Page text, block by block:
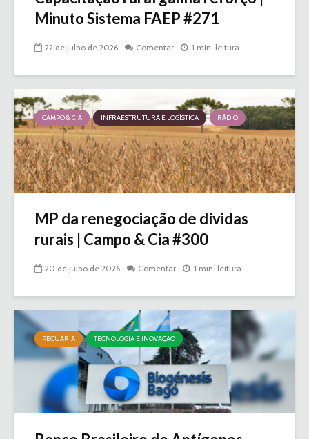
Minuto Sistema FAEP #271
22 de julho de 2026 Comentar 1 min. leitura
CAMPO & CIA INFRAESTRUTURA E LOGÍSTICA RÁDIO
MP da renegociação de dívidas
rurais | Campo & Cia #300
20 de julho de 2026 Comentar 1 min. leitura
PECUÁRIA TECNOLOGIA E INOVAÇÃO